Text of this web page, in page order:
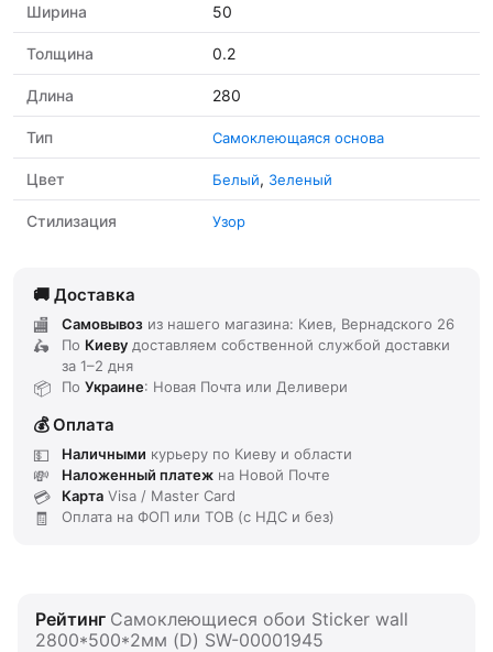
Ширина 50
Толщина 0.2
Длина 280
Тип Самоклеющаяся основа
Цвет Белый, Зеленый
Стилизация Узор
Доставка
Самовывоз из нашего магазина: Киев, Вернадского 26
По Киеву доставляем собственной службой доставки
за 1–2 дня
По Украине: Новая Почта или Деливери
Оплата
Наличными курьеру по Киеву и области
Наложенный платеж на Новой Почте
Карта Visa / Master Card
Оплата на ФОП или ТОВ (с НДС и без)
Рейтинг Самоклеющиеся обои Sticker wall
2800*500*2мм (D) SW-00001945